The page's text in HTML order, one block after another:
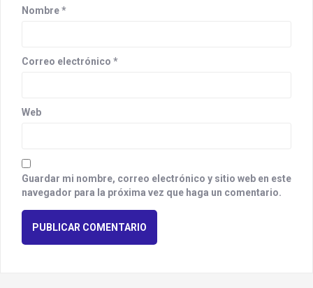
Nombre*
Correo electrónico *
Web
Guardar mi nombre, correo electrónico y sitio web en este
navegador para la próxima vez que haga un comentario.